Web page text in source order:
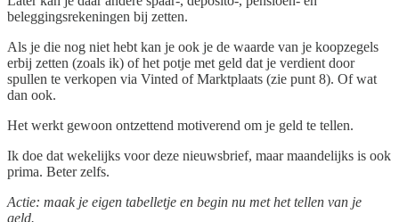
beleggingsrekeningen bij zetten.
Als je die nog niet hebt kan je ook je de waarde van je koopzegels
erbij zetten (zoals ik) of het potje met geld dat je verdient door
spullen te verkopen via Vinted of Marktplaats (zie punt 8). Of wat
dan ook.
Het werkt gewoon ontzettend motiverend om je geld te tellen.
Ik doe dat wekelijks voor deze nieuwsbrief, maar maandelijks is ook
prima. Beter zelfs.
Actie: maak je eigen tabelletje en begin nu met het tellen van je
geld.